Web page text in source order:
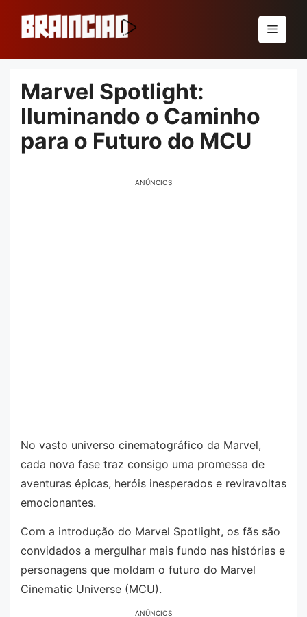
conteúdo
Menu
Marvel Spotlight:
Iluminando o Caminho
para o Futuro do MCU
ANÚNCIOS
No vasto universo cinematográfico da Marvel,
cada nova fase traz consigo uma promessa de
aventuras épicas, heróis inesperados e reviravoltas
emocionantes.
Com a introdução do Marvel Spotlight, os fãs são
convidados a mergulhar mais fundo nas histórias e
personagens que moldam o futuro do Marvel
Cinematic Universe (MCU).
ANÚNCIOS